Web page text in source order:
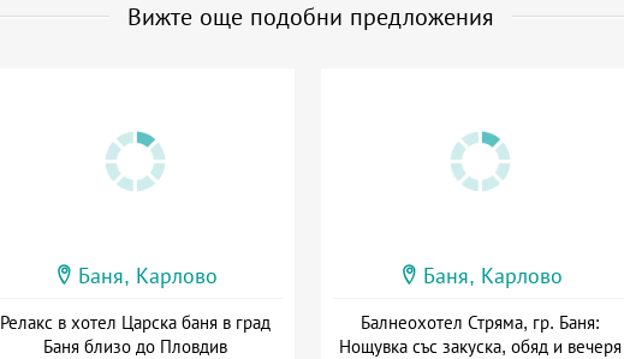
Вижте още подобни предложения
Баня, Карлово
Релакс в хотел Царска баня в град
Баня близо до Пловдив
Баня, Карлово
Балнеохотел Стряма, гр. Баня:
Нощувка със закуска, обяд и вечеря